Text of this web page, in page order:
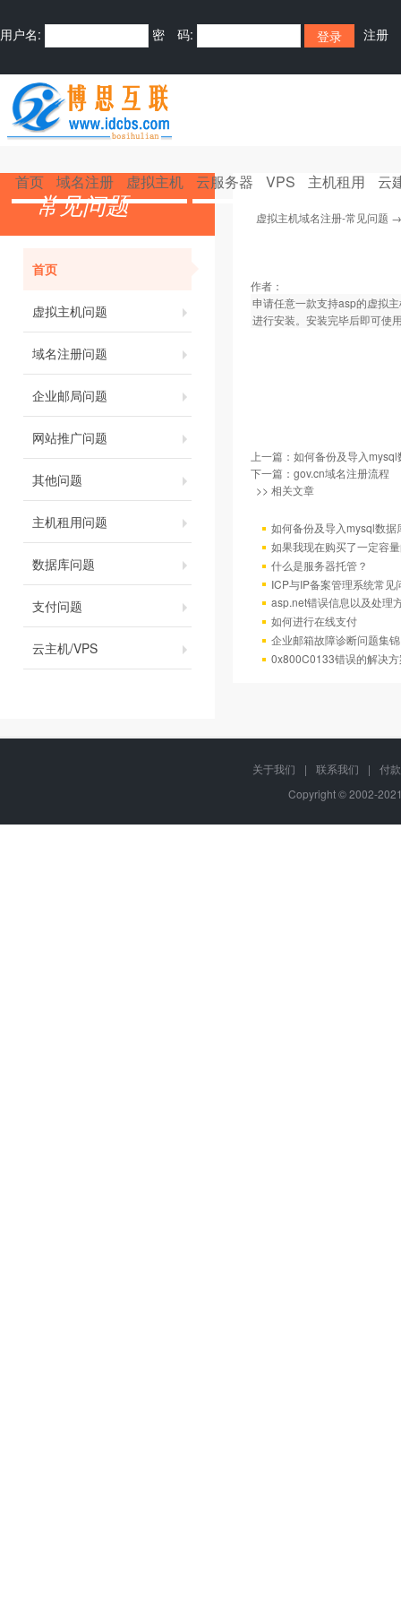
用户名: 密 码: 注册
首页 域名注册 虚拟主机 云服务器 VPS 主机租用 云
常见问题
首页
虚拟主机问题
域名注册问题
企业邮局问题
网站推广问题
其他问题
主机租用问题
数据库问题
支付问题
云主机/VPS
虚拟主机域名注册-常见问题
作者：
申请任意一款支持asp的虚拟
进行安装。安装完毕后即可使
上一篇： 如何备份及导入
下一篇： gov.cn域名注册流程
>> 相关文章
如何备份及导入mysql数据
如果我现在购买了一定容
什么是服务器托管？
ICP与IP备案管理系统常见
asp.net错误信息以及处理
如何进行在线支付
企业邮箱故障诊断问题集锦
0x800C0133错误的解决
关于我们 | 联系我们 |
付
Copyright © 2002-